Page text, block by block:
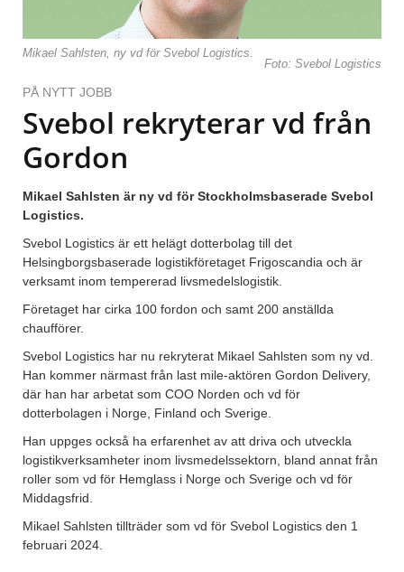
Mikael Sahlsten, ny vd för Svebol Logistics.
Foto: Svebol Logistics
PÅ NYTT JOBB
Svebol rekryterar vd från
Gordon
Mikael Sahlsten är ny vd för Stockholmsbaserade Svebol
Logistics.
Svebol Logistics är ett helägt dotterbolag till det
Helsingborgsbaserade logistikföretaget Frigoscandia och är
verksamt inom tempererad livsmedelslogistik.
Företaget har cirka 100 fordon och samt 200 anställda
chaufförer.
Svebol Logistics har nu rekryterat Mikael Sahlsten som ny vd.
Han kommer närmast från last mile-aktören Gordon Delivery,
där han har arbetat som COO Norden och vd för
dotterbolagen i Norge, Finland och Sverige.
Han uppges också ha erfarenhet av att driva och utveckla
logistikverksamheter inom livsmedelssektorn, bland annat från
roller som vd för Hemglass i Norge och Sverige och vd för
Middagsfrid.
Mikael Sahlsten tillträder som vd för Svebol Logistics den 1
februari 2024.